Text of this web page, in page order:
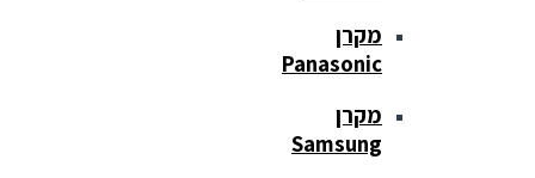
מקרן
Panasonic
מקרן
Samsung